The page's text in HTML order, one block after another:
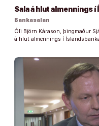
Sala á hlut
Bankasalan
Óli Björn Kárason, þingmaður
á hlut almennings í